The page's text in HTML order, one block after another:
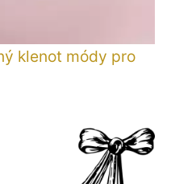
klenot módy pro